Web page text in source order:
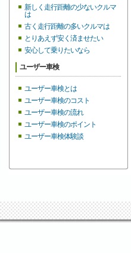
新しく走行距離の少ないクルマ
は
古く走行距離の多いクルマは
とりあえず安く済ませたい
安心して乗りたいなら
ユーザー車検
ユーザー車検とは
ユーザー車検のコスト
ユーザー車検の流れ
ユーザー車検のポイント
ユーザー車検体験談